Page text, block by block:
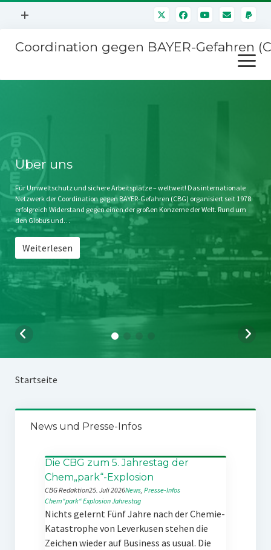
Menü
+
Mitmachen
Kontakt
Impressum
Störfälle
Coordination gegen BAYER-Gefahren
Menü
öffnen
Stichwort BAYER
Jahrestagung
SPENDEN
Über uns
Für Umweltschutz und sichere Arbeitsplätze – weltweit! Das internationale
Netzwerk der Coordination gegen BAYER-Gefahren (CBG) organisiert seit 1978
erfolgreich Widerstand gegen einen der großen Konzerne der Welt. Rund um
den Globus und…
Weiterlesen
Startseite
News und Presse-Infos
Die CBG zum 5. Jahrestag der
Chem„park“-Explosion
CBG Redaktion25. Juli 2026News, Presse-Infos
Chem“park“ExplosionJahrestag
Nichts gelernt Fünf Jahre nach der Chemie-
Katastrophe von Leverkusen stehen die
Zeichen wieder auf Business as usual. Die